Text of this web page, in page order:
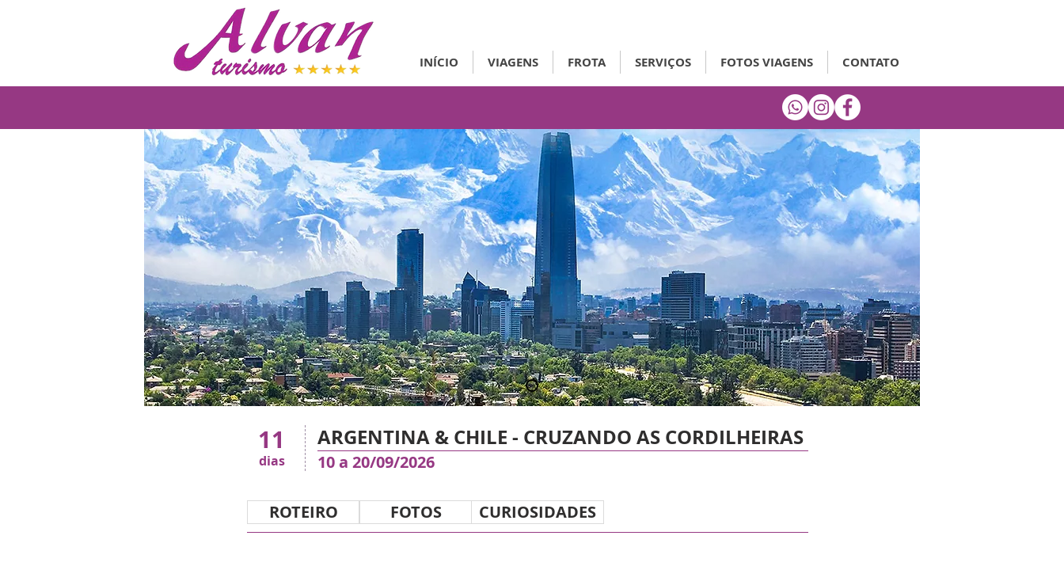
INÍCIO VIAGENS FROTA SERVIÇOS FOTOS VIAGENS CONTATO
11
dias
ARGENTINA & CHILE - CRUZANDO AS CORDILHEIRAS
10 a 20/09/2026
ROTEIRO FOTOS CURIOSIDADES